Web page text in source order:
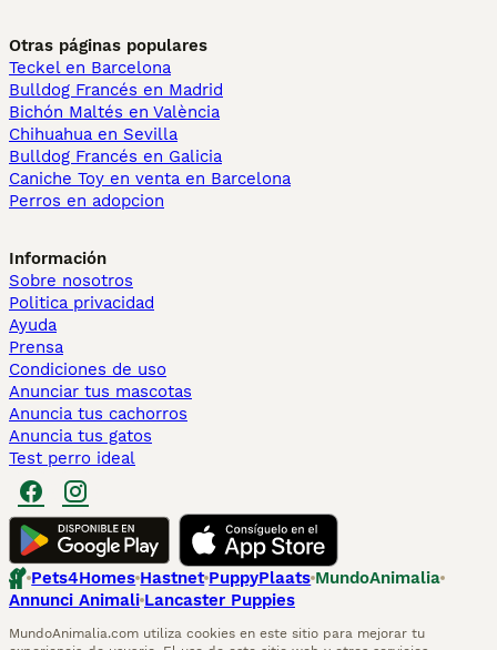
Otras páginas populares
Teckel en Barcelona
Bulldog Francés en Madrid
Bichón Maltés en València
Chihuahua en Sevilla
Bulldog Francés en Galicia
Caniche Toy en venta en Barcelona
Perros en adopcion
Información
Sobre nosotros
Politica privacidad
Ayuda
Prensa
Condiciones de uso
Anunciar tus mascotas
Anuncia tus cachorros
Anuncia tus gatos
Test perro ideal
Pets4Homes Hastnet PuppyPlaats MundoAnimalia
Annunci Animali Lancaster Puppies
MundoAnimalia.com utiliza cookies en este sitio para mejorar tu